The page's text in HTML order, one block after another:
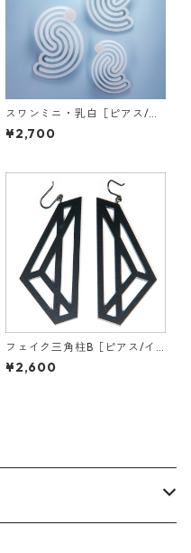
スワンミニ・乳白［ピアス/イ
ヤリング］
¥2,700
フェイク三角柱B［ピアス/イ
ヤリング］
¥2,600